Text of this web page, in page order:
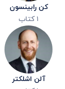
کن رابینسون
۱ کتاب
آلن اشلکتر